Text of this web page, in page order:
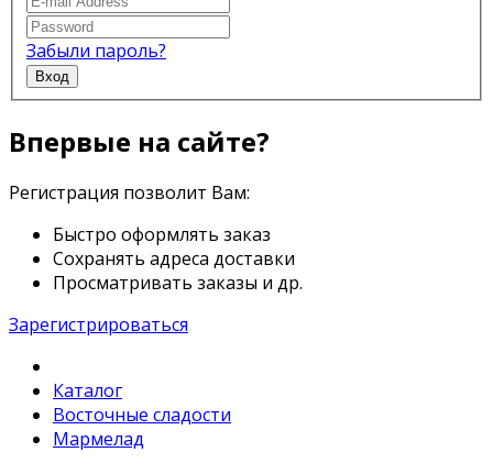
Забыли пароль?
Вход
Впервые на сайте?
Регистрация позволит Вам:
Быстро оформлять заказ
Сохранять адреса доставки
Просматривать заказы и др.
Зарегистрироваться
Каталог
Восточные сладости
Мармелад